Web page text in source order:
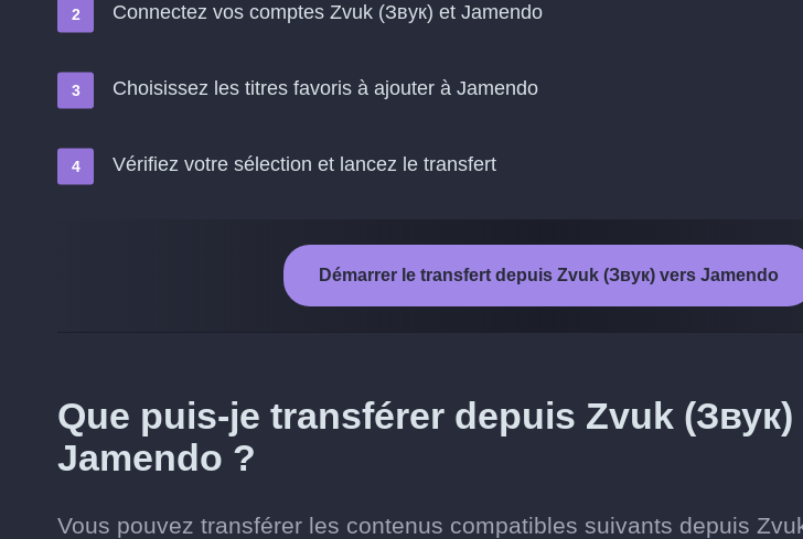
Connectez vos comptes Zvuk (Звук) et Jamendo
Choisissez les titres favoris à ajouter à Jamendo
Vérifiez votre sélection et lancez le transfert
Démarrer le transfert depuis Zvuk (Звук) vers Jamendo
Que puis-je transférer depuis Zvuk (Звук)
Jamendo ?
Vous pouvez transférer les contenus compatibles suivants depuis